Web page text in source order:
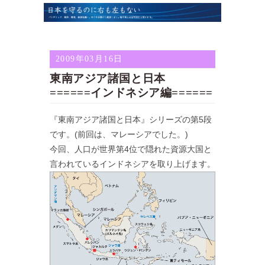
2009年03月16日
東南アジア諸国と日本
======インドネシア編======
『東南アジア諸国と日本』シリーズの第5段
です。(前回は、マレーシアでした。)
今回、人口が世界第4位で隠れた資源大国と
言われているインドネシアを取り上げます。